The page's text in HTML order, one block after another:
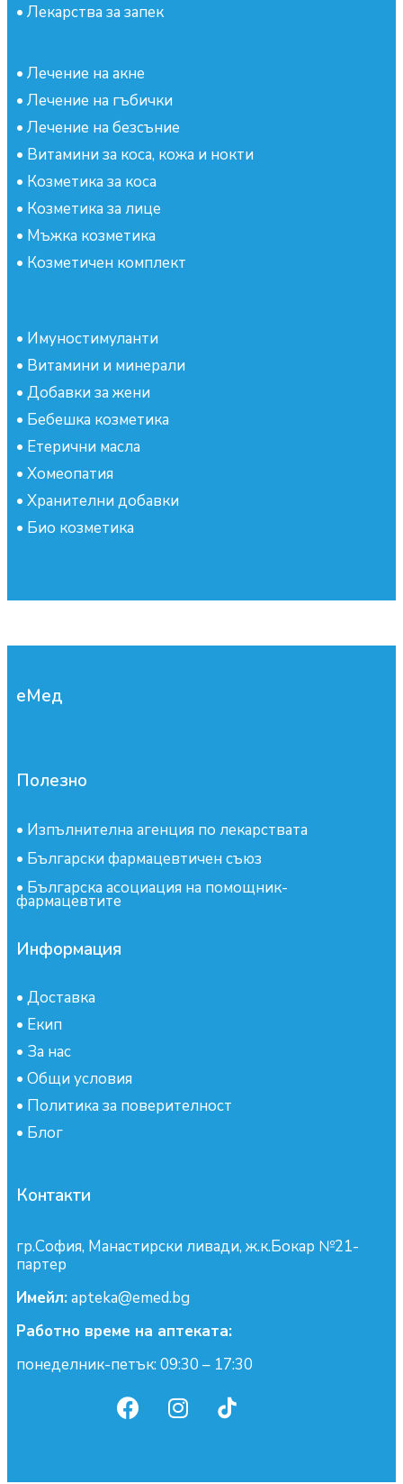
• Лекарства за запек
• Лечение на акне
• Лечение на гъбички
• Лечение на безсъние
• Витамини за коса, кожа и нокти
• Козметика за коса
• Козметика за лице
• Мъжка козметика
• Козметичен комплект
• Имуностимуланти
• Витамини и минерали
• Добавки за жени
• Бебешка козметика
• Етерични масла
• Хомеопатия
• Хранителни добавки
• Био козметика
еМед
Полезно
• Изпълнителна агенция по лекарствата
• Български фармацевтичен съюз
• Българска асоциация на помощник-
фармацевтите
Информация
• Доставка
• Екип
• За нас
• Общи условия
• Политика за поверителност
• Блог
Контакти
гр.София, Манастирски ливади, ж.к.Бокар №21-
партер
Имейл:apteka@emed.bg
Работно време на аптеката:
понеделник-петък: 09:30 – 17:30